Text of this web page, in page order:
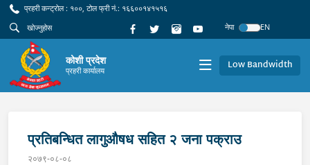
प्रहरी कन्ट्रोल : १००, टोल फ्री नं.: १६६००१४१५१६
नेपा
EN
कोशी प्रदेश
प्रहरी कार्यालय Low Bandwidth
प्रतिबन्धित लागुऔषध सहित २ जना पक्राउ
२०७९-०८-०८